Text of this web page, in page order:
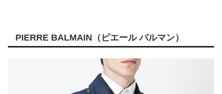
PIERRE BALMAIN（ピエール バルマン）